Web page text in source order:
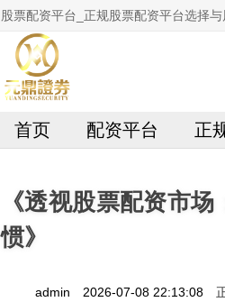
股票配资平台_正规股票配资平台选择
首页 配资平台 正
《透视股票配资市
惯》
admin 2026-07-08 22:13:08